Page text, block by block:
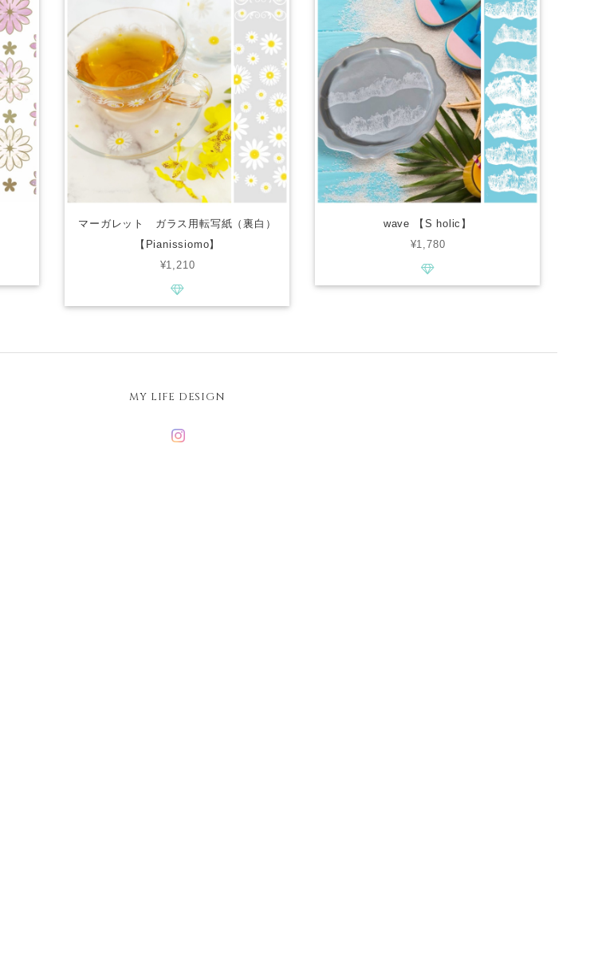
マーガレット ガラス用転写紙（裏白）
【Pianissiomo】
¥1,210
wave 【S holic】
¥1,780
MY LIFE DESIGN